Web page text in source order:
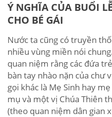
Ý NGHĨA CỦA BUỔI
CHO BÉ GÁI
Nước ta cũng có truyền
nhiều vùng miền nói
quan niệm rằng các đứa
bàn tay nhào nặn của chư
gọi khác là Mẹ Sinh hay
mụ và một vị Chúa Thiên
(theo quan niệm dân gian